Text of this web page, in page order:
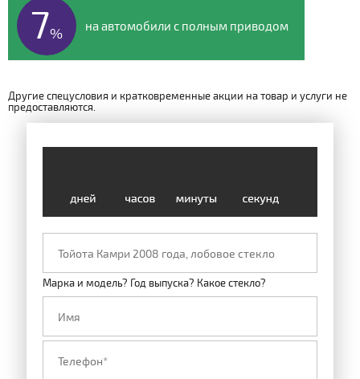
7% на автомобили с полным приводом
Другие спецусловия и кратковременные акции на товар и услуги не
предоставляются.
Марка и модель? Год выпуска? Какое стекло?